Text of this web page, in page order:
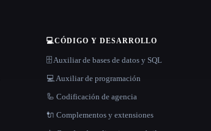
💻CÓDIGO Y DESARROLLO
🗄️ Auxiliar de bases de datos y SQL
💻 Auxiliar de programación
🦾 Codificación de agencia
🔌 Complementos y extensiones